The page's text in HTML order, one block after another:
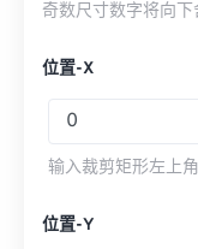
奇数尺寸数字将向下
位置-X
输入裁剪矩形左上
位置-Y